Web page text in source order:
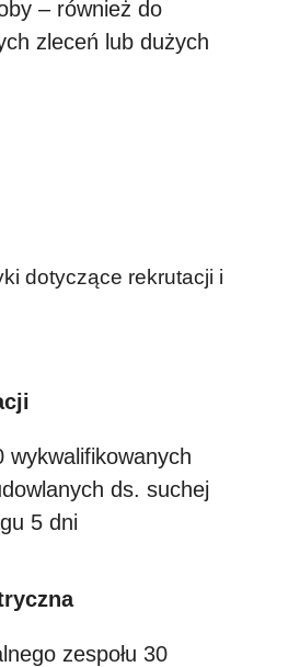
– również do
zleceń lub dużych
dotyczące rekrutacji i
wykwalifikowanych
ds. suchej
5 dni
zespołu 30